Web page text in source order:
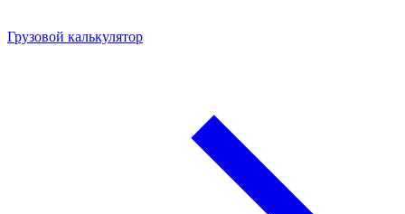
Грузовой калькулятор